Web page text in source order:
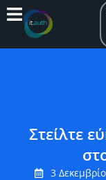
Στείλτε
3